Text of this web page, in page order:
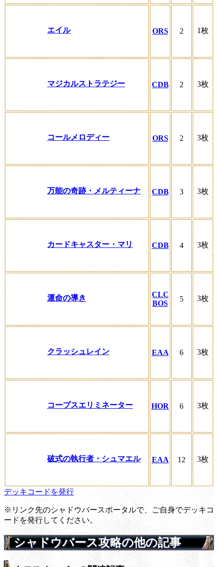
エイル ORS 2 1枚
マジカルストラテジー CDB 2 3枚
コールメロディー ORS 2 3枚
万能の奇跡・メルティーナ CDB 3 3枚
カードキャスター・マリ CDB 4 3枚
運命の導き
CLC
BOS
5 3枚
クラッシュレイン EAA 6 3枚
コープスエリミネーター HOR 6 3枚
破式の執行者・シュマエル EAA 12 3枚
デッキコードを発行
※リンク先のシャドウバースポータルで、ご自身でデッキコ
ードを発行してください。
シャドウバース攻略の他の記事